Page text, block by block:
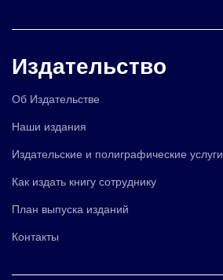
Издательство
Об Издательстве
Наши издания
Издательские и полиграфические услуги
Как издать книгу сотруднику
План выпуска изданий
Контакты